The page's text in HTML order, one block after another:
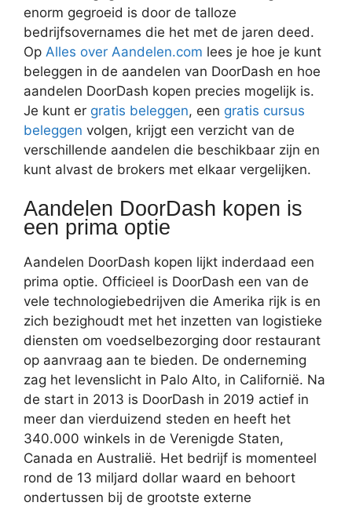
enorm gegroeid is door de talloze
bedrijfsovernames die het met de jaren deed.
Op Alles over Aandelen.com lees je hoe je kunt
beleggen in de aandelen van DoorDash en hoe
aandelen DoorDash kopen precies mogelijk is.
Je kunt er gratis beleggen, een gratis cursus
beleggen volgen, krijgt een verzicht van de
verschillende aandelen die beschikbaar zijn en
kunt alvast de brokers met elkaar vergelijken.
Aandelen DoorDash kopen is
een prima optie
Aandelen DoorDash kopen lijkt inderdaad een
prima optie. Officieel is DoorDash een van de
vele technologiebedrijven die Amerika rijk is en
zich bezighoudt met het inzetten van logistieke
diensten om voedselbezorging door restaurant
op aanvraag aan te bieden. De onderneming
zag het levenslicht in Palo Alto, in Californië. Na
de start in 2013 is DoorDash in 2019 actief in
meer dan vierduizend steden en heeft het
340.000 winkels in de Verenigde Staten,
Canada en Australië. Het bedrijf is momenteel
rond de 13 miljard dollar waard en behoort
ondertussen bij de grootste externe